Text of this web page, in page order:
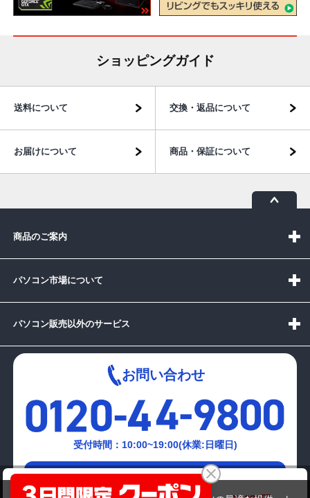
ショッピングガイド
送料について 交換・返品について
お届けについて 商品・保証について
商品のご案内
パソコン市場について
パソコン販売以外のサービス
お問い合わせ
受付時間：10:00~19:00(休業:日曜日)
メールでの
お問い合わせはこちら